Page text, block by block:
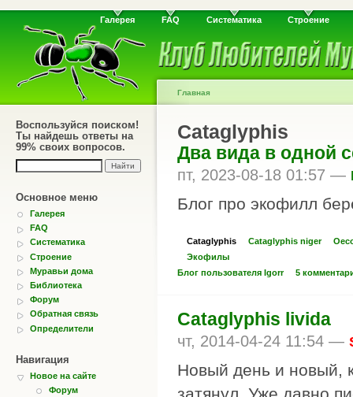
Галерея FAQ Систематика Строение
Воспользуйся поиском!
Ты найдешь ответы на
99% своих вопросов.
Основное меню
Галерея
FAQ
Систематика
Строение
Муравьи дома
Библиотека
Форум
Обратная связь
Определители
Навигация
Новое на сайте
Форум
Главная
Cataglyphis
Два вида в одной
пт, 2023-08-18 01:57 —
Блог про экофилл
Cataglyphis Cataglyphis niger
Экофилы
Блог пользователя Igorr
5
Cataglyphis livida
чт, 2014-04-24 11:54 —
Новый день и новый,